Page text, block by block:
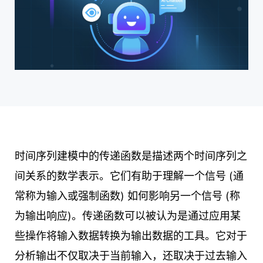
时间序列建模中的传递函数是描述两个时间序列之
间关系的数学表示。它们有助于理解一个信号 (通
常称为输入或强制函数) 如何影响另一个信号 (称
为输出响应)。传递函数可以被认为是通过应用某
些操作将输入数据转换为输出数据的工具。它对于
分析输出不仅取决于当前输入，还取决于过去输入